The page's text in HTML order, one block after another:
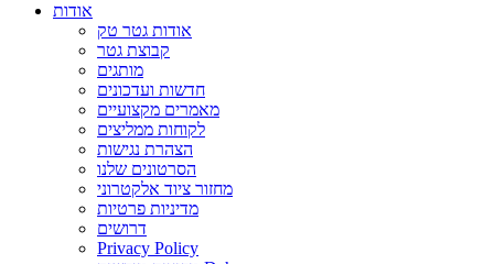
אודות
אודות גטר טק
קבוצת גטר
מותגים
חדשות ועדכונים
מאמרים מקצועיים
לקוחות ממליצים
הצהרת נגישות
הסרטונים שלנו
מחזור ציוד אלקטרוני
מדיניות פרטיות
דרושים
Privacy Policy